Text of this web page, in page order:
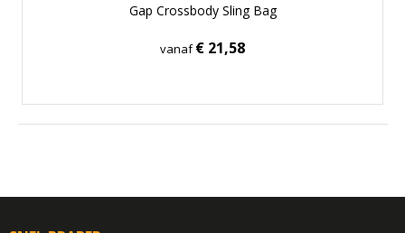
Gap Crossbody Sling Bag
vanaf€ 21,58